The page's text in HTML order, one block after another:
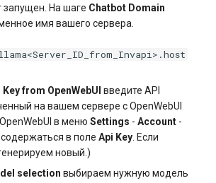
запущен. На шаге Chatbot Domain
имя вашего сервера.
Key from OpenWebUI введите API
на вашем сервере c OpenWebUI
в меню Settings - Account-
в поле Api Key. Если
новый.)
selection выбираем нужную модель